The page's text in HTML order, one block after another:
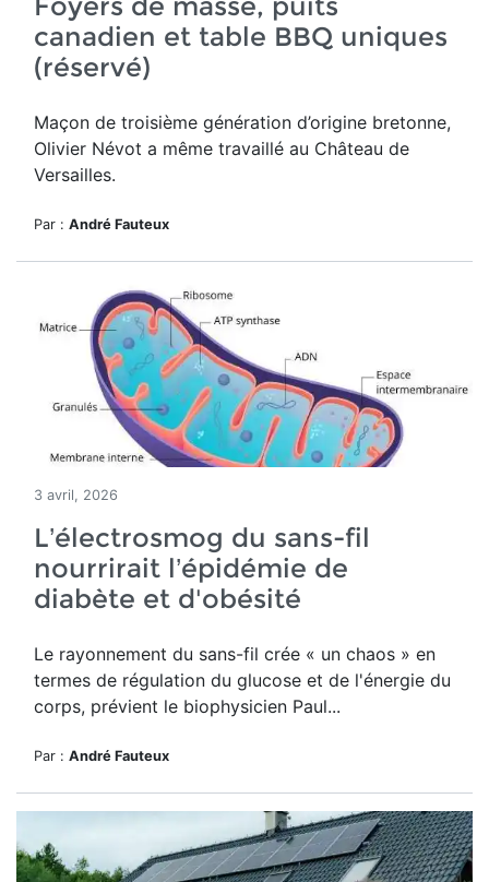
canadien et table BBQ uniques
(réservé)
Maçon de troisième génération d’origine bretonne,
Olivier Névot a même travaillé au Château de
Versailles.
Par : André Fauteux
3 avril, 2026
L’électrosmog du sans-fil
nourrirait l’épidémie de
diabète et d'obésité
Le rayonnement du sans-fil crée « un chaos » en
termes de régulation du glucose et de l'énergie du
corps, prévient le biophysicien Paul...
Par : André Fauteux